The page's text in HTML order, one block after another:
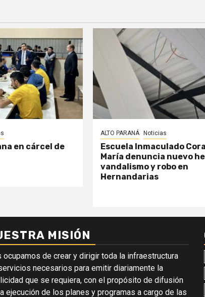
en cárcel de
ALTO PARANÁ Noticias
Escuela Inmaculado
María denuncia nuevo
vandalismo y robo en
Hernandarias
MISIÓN
ocupamos de crear y dirigir toda la infraestructura
necesarios para emitir diariamente la
que se requiera, con el propósito de difusión
ejecución de los planes y programas a cargo de las